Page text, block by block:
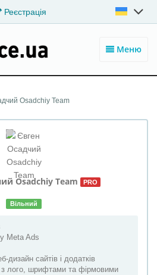
Реєстрація
Меню
Osadchiy Team
Osadchiy Team PRO
Вільний
Meta Ads
дизайн сайтів і додатків
з лого, шрифтами та фірмовими